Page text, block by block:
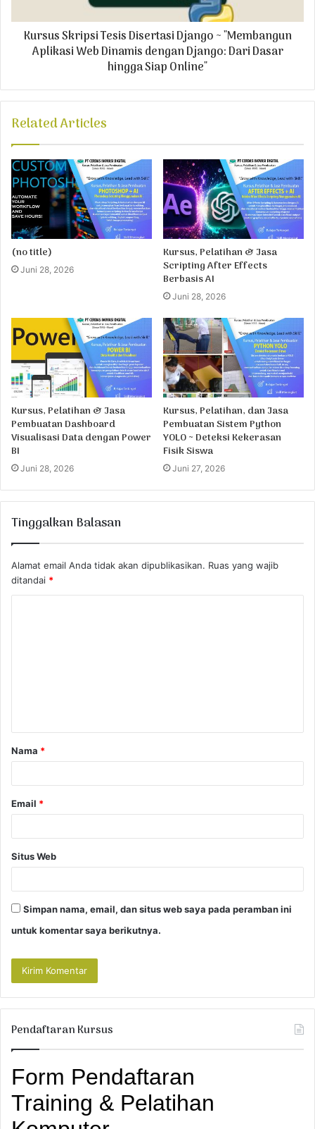
Kursus Skripsi Tesis Disertasi Django ~ "Membangun
Aplikasi Web Dinamis dengan Django: Dari Dasar
hingga Siap Online"
Related Articles
(no title)
Juni 28, 2026
Kursus, Pelatihan & Jasa
Scripting After Effects
Berbasis AI
Juni 28, 2026
Kursus, Pelatihan & Jasa
Pembuatan Dashboard
Visualisasi Data dengan Power
BI
Juni 28, 2026
Kursus, Pelatihan, dan Jasa
Pembuatan Sistem Python
YOLO ~ Deteksi Kekerasan
Fisik Siswa
Juni 27, 2026
Tinggalkan Balasan
Alamat email Anda tidak akan dipublikasikan. Ruas yang wajib
ditandai *
a
r
Nama *
Email *
Situs Web
Simpan nama, email, dan situs web saya pada peramban ini
untuk komentar saya berikutnya.
Pendaftaran Kursus